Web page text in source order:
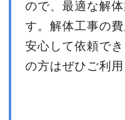
ので、最適な解
す。解体工事の
安心して依頼で
の方はぜひご利用